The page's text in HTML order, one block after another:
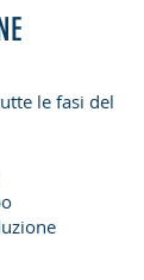
le fasi del